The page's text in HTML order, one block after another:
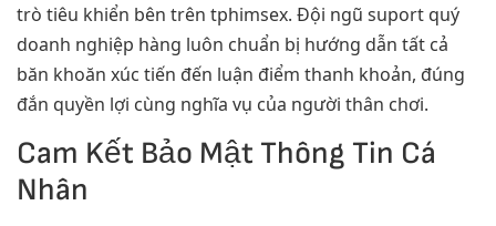
trò tiêu khiển bên trên tphimsex. Đội ngũ suport quý
doanh nghiệp hàng luôn chuẩn bị hướng dẫn tất cả
băn khoăn xúc tiến đến luận điểm thanh khoản, đúng
đắn quyền lợi cùng nghĩa vụ của người thân chơi.
Cam Kết Bảo Mật Thông Tin Cá
Nhân